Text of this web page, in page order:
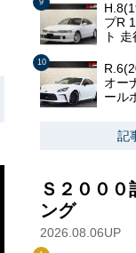
プR
ト
オー
ール
記
Ｓ２００
ング
2026.08.06UP